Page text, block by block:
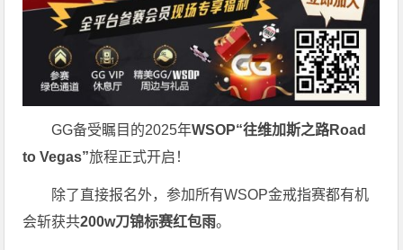
GG备受瞩目的2025年WSOP“往维加斯之路Road
to Vegas”旅程正式开启！
除了直接报名外，参加所有WSOP金戒指赛都有机
会斩获共200w刀锦标赛红包雨。